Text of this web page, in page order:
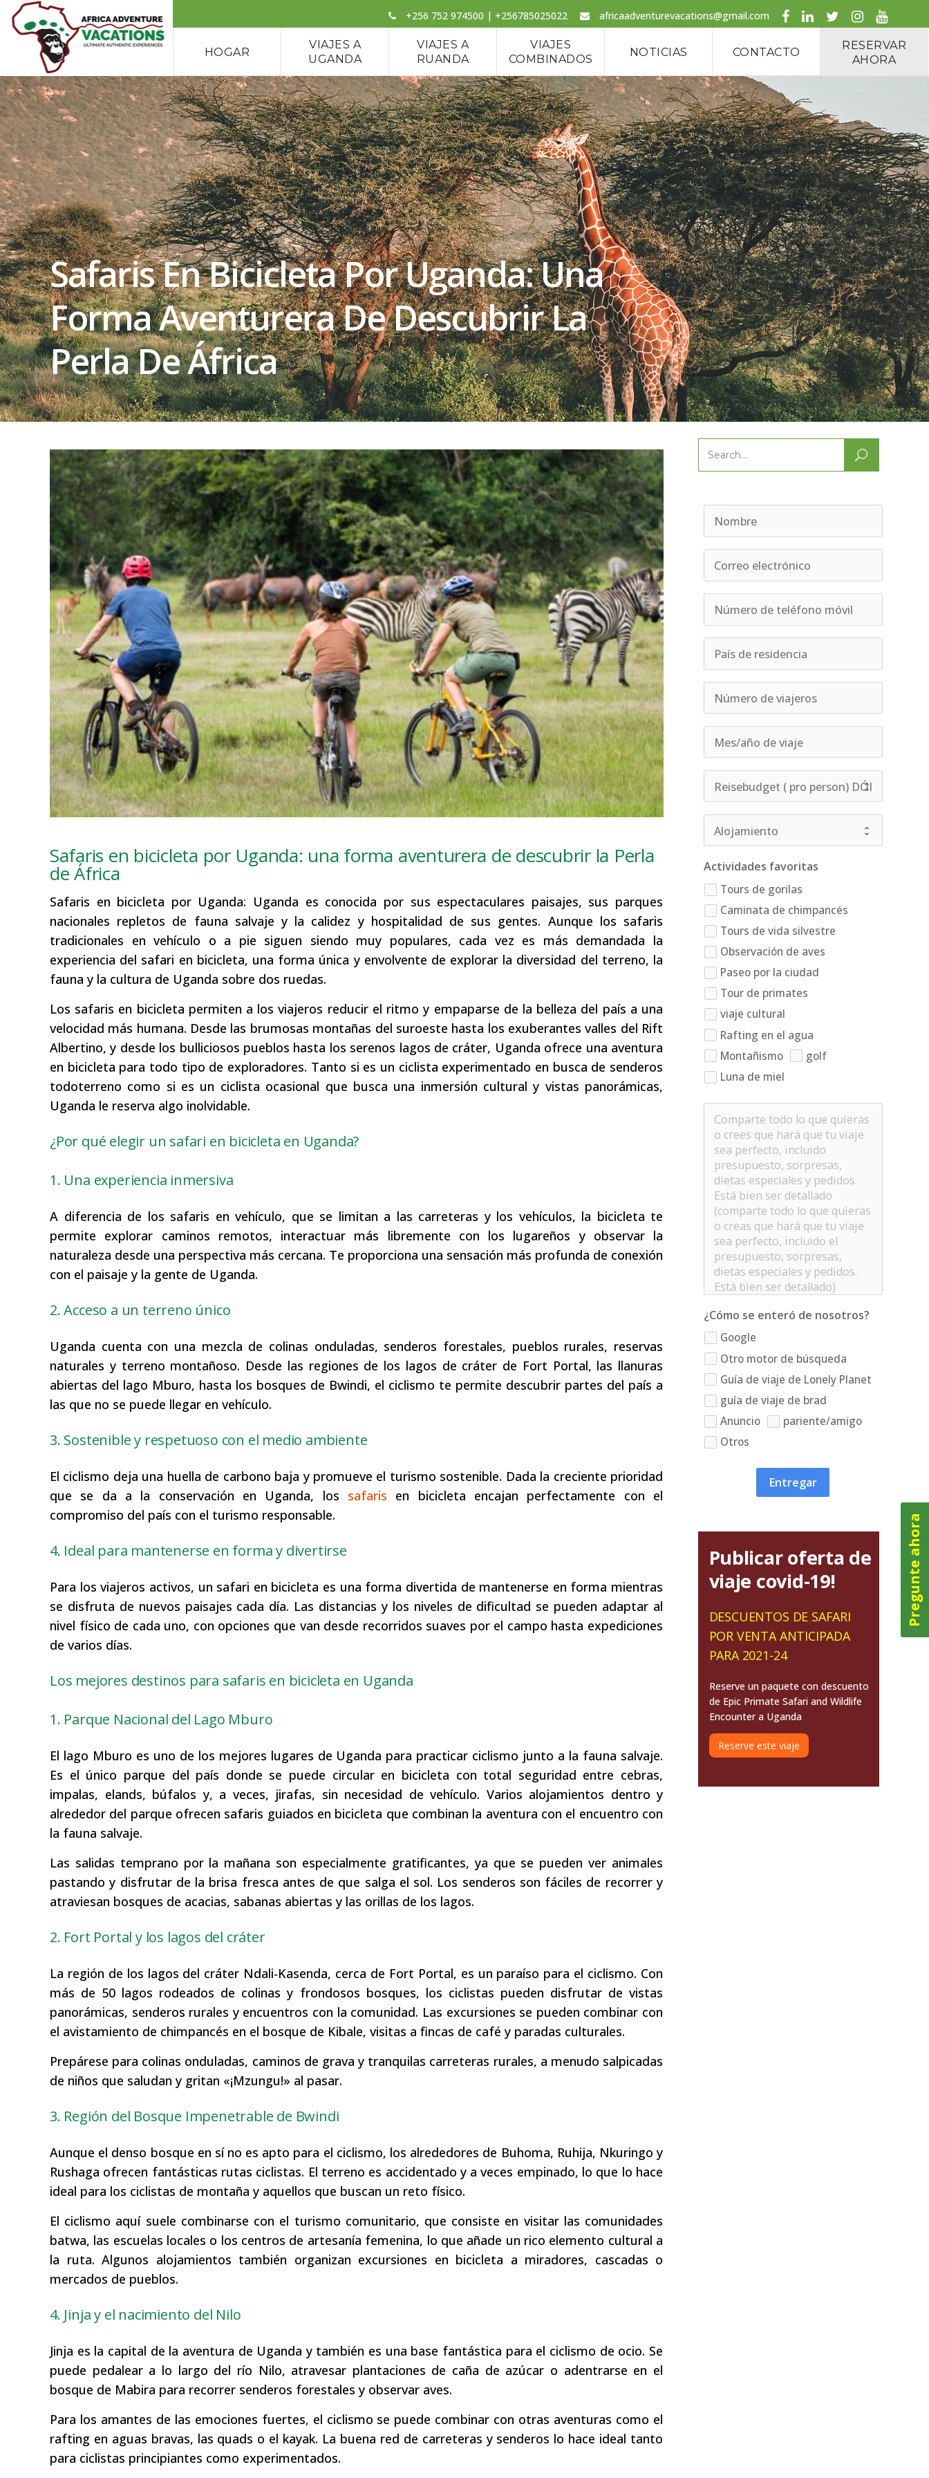
+256 752 974500 | +256785025022 africaadventurevacations@gmail.com
HOGAR
VIAJES A
UGANDA
VIAJES A
RUANDA
VIAJES
COMBINADOS
NOTICIAS CONTACTO
RESERVAR
AHORA
Safaris En Bicicleta Por Uganda: Una
Forma Aventurera De Descubrir La
Perla De África
Safaris en bicicleta por Uganda: una forma aventurera de descubrir la Perla
de África
Safaris en bicicleta por Uganda: Uganda es conocida por sus espectaculares paisajes, sus parques
nacionales repletos de fauna salvaje y la calidez y hospitalidad de sus gentes. Aunque los safaris
tradicionales en vehículo o a pie siguen siendo muy populares, cada vez es más demandada la
experiencia del safari en bicicleta, una forma única y envolvente de explorar la diversidad del terreno, la
fauna y la cultura de Uganda sobre dos ruedas.
Los safaris en bicicleta permiten a los viajeros reducir el ritmo y empaparse de la belleza del país a una
velocidad más humana. Desde las brumosas montañas del suroeste hasta los exuberantes valles del Rift
Albertino, y desde los bulliciosos pueblos hasta los serenos lagos de cráter, Uganda ofrece una aventura
en bicicleta para todo tipo de exploradores. Tanto si es un ciclista experimentado en busca de senderos
todoterreno como si es un ciclista ocasional que busca una inmersión cultural y vistas panorámicas,
Uganda le reserva algo inolvidable.
¿Por qué elegir un safari en bicicleta en Uganda?
1. Una experiencia inmersiva
A diferencia de los safaris en vehículo, que se limitan a las carreteras y los vehículos, la bicicleta te
permite explorar caminos remotos, interactuar más libremente con los lugareños y observar la
naturaleza desde una perspectiva más cercana. Te proporciona una sensación más profunda de conexión
con el paisaje y la gente de Uganda.
2. Acceso a un terreno único
Uganda cuenta con una mezcla de colinas onduladas, senderos forestales, pueblos rurales, reservas
naturales y terreno montañoso. Desde las regiones de los lagos de cráter de Fort Portal, las llanuras
abiertas del lago Mburo, hasta los bosques de Bwindi, el ciclismo te permite descubrir partes del país a
las que no se puede llegar en vehículo.
3. Sostenible y respetuoso con el medio ambiente
El ciclismo deja una huella de carbono baja y promueve el turismo sostenible. Dada la creciente prioridad
que se da a la conservación en Uganda, los safaris en bicicleta encajan perfectamente con el
compromiso del país con el turismo responsable.
4. Ideal para mantenerse en forma y divertirse
Para los viajeros activos, un safari en bicicleta es una forma divertida de mantenerse en forma mientras
se disfruta de nuevos paisajes cada día. Las distancias y los niveles de dificultad se pueden adaptar al
nivel físico de cada uno, con opciones que van desde recorridos suaves por el campo hasta expediciones
de varios días.
Los mejores destinos para safaris en bicicleta en Uganda
1. Parque Nacional del Lago Mburo
El lago Mburo es uno de los mejores lugares de Uganda para practicar ciclismo junto a la fauna salvaje.
Es el único parque del país donde se puede circular en bicicleta con total seguridad entre cebras,
impalas, elands, búfalos y, a veces, jirafas, sin necesidad de vehículo. Varios alojamientos dentro y
alrededor del parque ofrecen safaris guiados en bicicleta que combinan la aventura con el encuentro con
la fauna salvaje.
Las salidas temprano por la mañana son especialmente gratificantes, ya que se pueden ver animales
pastando y disfrutar de la brisa fresca antes de que salga el sol. Los senderos son fáciles de recorrer y
atraviesan bosques de acacias, sabanas abiertas y las orillas de los lagos.
2. Fort Portal y los lagos del cráter
La región de los lagos del cráter Ndali-Kasenda, cerca de Fort Portal, es un paraíso para el ciclismo. Con
más de 50 lagos rodeados de colinas y frondosos bosques, los ciclistas pueden disfrutar de vistas
panorámicas, senderos rurales y encuentros con la comunidad. Las excursiones se pueden combinar con
el avistamiento de chimpancés en el bosque de Kibale, visitas a fincas de café y paradas culturales.
Prepárese para colinas onduladas, caminos de grava y tranquilas carreteras rurales, a menudo salpicadas
de niños que saludan y gritan «¡Mzungu!» al pasar.
3. Región del Bosque Impenetrable de Bwindi
Aunque el denso bosque en sí no es apto para el ciclismo, los alrededores de Buhoma, Ruhija, Nkuringo y
Rushaga ofrecen fantásticas rutas ciclistas. El terreno es accidentado y a veces empinado, lo que lo hace
ideal para los ciclistas de montaña y aquellos que buscan un reto físico.
El ciclismo aquí suele combinarse con el turismo comunitario, que consiste en visitar las comunidades
batwa, las escuelas locales o los centros de artesanía femenina, lo que añade un rico elemento cultural a
la ruta. Algunos alojamientos también organizan excursiones en bicicleta a miradores, cascadas o
mercados de pueblos.
4. Jinja y el nacimiento del Nilo
Jinja es la capital de la aventura de Uganda y también es una base fantástica para el ciclismo de ocio. Se
puede pedalear a lo largo del río Nilo, atravesar plantaciones de caña de azúcar o adentrarse en el
bosque de Mabira para recorrer senderos forestales y observar aves.
Para los amantes de las emociones fuertes, el ciclismo se puede combinar con otras aventuras como el
rafting en aguas bravas, las quads o el kayak. La buena red de carreteras y senderos lo hace ideal tanto
para ciclistas principiantes como experimentados.
Search
Actividades favoritas
Tours de gorilas
Caminata de chimpancés
Tours de vida silvestre
Observación de aves
Paseo por la ciudad
Tour de primates
viaje cultural
Rafting en el agua
Montañismo
golf
Luna de miel
¿Cómo se enteró de nosotros?
Google
Otro motor de búsqueda
Guía de viaje de Lonely Planet
guía de viaje de brad
Anuncio
pariente/amigo
Otros
Entregar
Publicar oferta de
viaje covid-19!
DESCUENTOS DE SAFARI
POR VENTA ANTICIPADA
PARA 2021-24
Reserve un paquete con descuento
de Epic Primate Safari and Wildlife
Encounter a Uganda
Reserve este viaje
Pregunte ahora